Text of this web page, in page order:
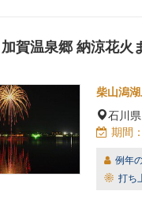
加賀温泉郷 納涼花火
柴山潟
石川
期間：
例年
打ち